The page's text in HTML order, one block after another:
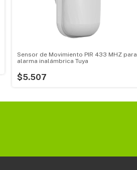
Sensor de Movimiento PIR 433 MHZ para
alarma inalámbrica Tuya
$5.507